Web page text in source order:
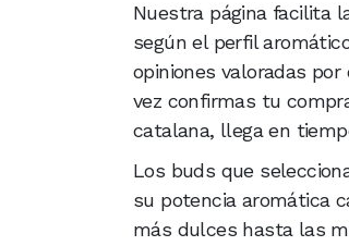
Nuestra página facilita
según el perfil
opiniones valoradas
vez confirmas tu
catalana, llega en
Los buds que
su potencia aromática
más dulces hasta las